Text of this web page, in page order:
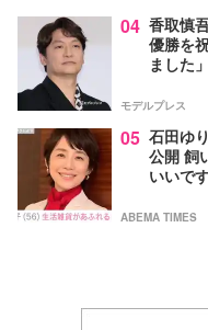
04 香取慎
優勝を
ました
モデルプレス
05 石田ゆ
公開 飼
いいで
ABEMA TIMES